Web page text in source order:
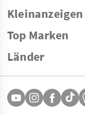
Kleinanzeigen
Top Marken
Länder